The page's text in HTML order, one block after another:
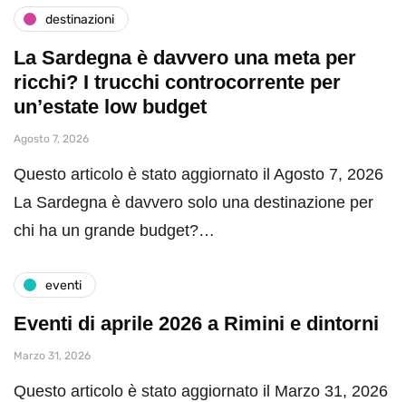
destinazioni
La Sardegna è davvero una meta per
ricchi? I trucchi controcorrente per
un’estate low budget
Agosto 7, 2026
Questo articolo è stato aggiornato il Agosto 7, 2026
La Sardegna è davvero solo una destinazione per
chi ha un grande budget?…
eventi
Eventi di aprile 2026 a Rimini e dintorni
Marzo 31, 2026
Questo articolo è stato aggiornato il Marzo 31, 2026